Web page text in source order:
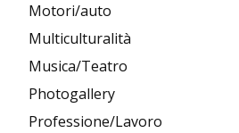
Motori/auto
Multiculturalità
Musica/Teatro
Photogallery
Professione/Lavoro